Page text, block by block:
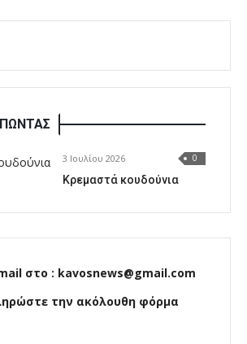
3 Ιουλίου 2026 0
Κρεμαστά κουδούνια
στο : kavosnews@gmail.com
την ακόλουθη φόρμα